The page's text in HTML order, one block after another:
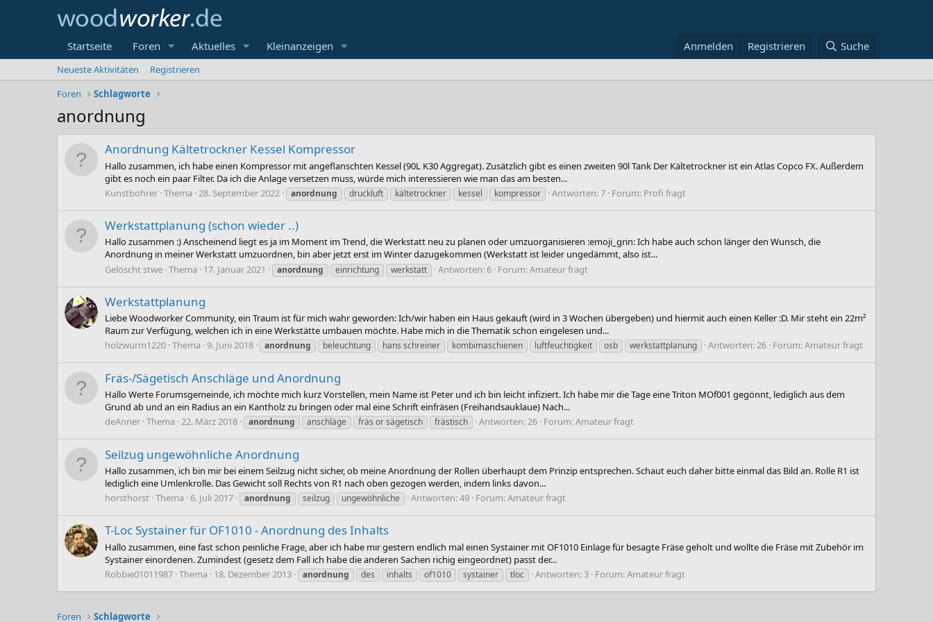
Startseite Foren Aktuelles Kleinanzeigen Anmelden Registrieren Suche
Neueste Aktivitäten
Registrieren
Foren
Schlagworte
anordnung
Anordnung Kältetrockner Kessel Kompressor
Hallo zusammen, ich habe einen Kompressor mit angeflanschten Kessel (90L K30 Aggregat). Zusätzlich gibt es einen zweiten 90l Tank Der Kältetrockner ist ein Atlas Copco FX. Außerdem
gibt es noch ein paar Filter. Da ich die Anlage versetzen muss, würde mich interessieren wie man das am besten...
Kunstbohrer Thema 28. September 2022 anordnung druckluft kältetrockner kessel kompressor Antworten: 7 Forum: Profi fragt
Werkstattplanung (schon wieder ..)
Hallo zusammen :) Anscheinend liegt es ja im Moment im Trend, die Werkstatt neu zu planen oder umzuorganisieren :emoji_grin: Ich habe auch schon länger den Wunsch, die
Anordnung in meiner Werkstatt umzuordnen, bin aber jetzt erst im Winter dazugekommen (Werkstatt ist leider ungedämmt, also ist...
Gelöscht stwe Thema 17. Januar 2021 anordnung einrichtung werkstatt Antworten: 6 Forum:Amateur fragt
Werkstattplanung
Liebe Woodworker Community, ein Traum ist für mich wahr geworden: Ich/wir haben ein Haus gekauft (wird in 3 Wochen übergeben) und hiermit auch einen Keller :D. Mir steht ein 22m²
Raum zur Verfügung, welchen ich in eine Werkstätte umbauen möchte. Habe mich in die Thematik schon eingelesen und...
holzwurm1220 Thema 9. Juni 2018 anordnung beleuchtung hans schreiner kombimaschienen luftfeuchtigkeit osb werkstattplanung Antworten: 26 Forum:Amateur fragt
Fräs-/Sägetisch Anschläge und Anordnung
Hallo Werte Forumsgemeinde, ich möchte mich kurz Vorstellen, mein Name ist Peter und ich bin leicht infiziert. Ich habe mir die Tage eine Triton MOf001 gegönnt, lediglich aus dem
Grund ab und an ein Radius an ein Kantholz zu bringen oder mal eine Schrift einfräsen (Freihandsauklaue) Nach...
deAnner Thema 22. März 2018 anordnung anschläge fräs or sägetisch frästisch Antworten: 26 Forum:Amateur fragt
Seilzug ungewöhnliche Anordnung
Hallo zusammen, ich bin mir bei einem Seilzug nicht sicher, ob meine Anordnung der Rollen überhaupt dem Prinzip entsprechen. Schaut euch daher bitte einmal das Bild an. Rolle R1 ist
lediglich eine Umlenkrolle. Das Gewicht soll Rechts von R1 nach oben gezogen werden, indem links davon...
horsthorst Thema 6. Juli 2017 anordnung seilzug ungewöhnliche Antworten: 49 Forum:Amateur fragt
T-Loc Systainer für OF1010 - Anordnung des Inhalts
Hallo zusammen, eine fast schon peinliche Frage, aber ich habe mir gestern endlich mal einen Systainer mit OF1010 Einlage für besagte Fräse geholt und wollte die Fräse mit Zubehör im
Systainer einordenen. Zumindest (gesetz dem Fall ich habe die anderen Sachen richig eingeordnet) passt der...
Robbie01011987 Thema 18. Dezember 2013 anordnung des inhalts of1010 systainer tloc Antworten: 3 Forum:Amateur fragt
Foren Schlagworte